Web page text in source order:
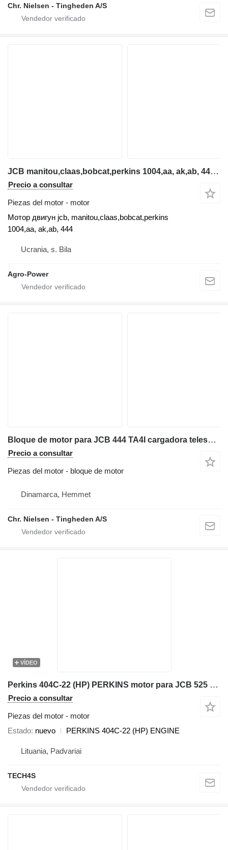
Chr. Nielsen - Tingheden A/S
JCB manitou,claas,bobcat,perkins 1004,aa, ak,ab, 444 Motor dvig para cargadora telescópica
Precio a consultar
Piezas del motor - motor
Мотор двигун jcb, manitou,claas,bobcat,perkins
1004,aa, ak,ab, 444
Ucrania, s. Bila
Agro-Power
Bloque de motor para JCB 444 TA4I cargadora telescópica
Precio a consultar
Piezas del motor - bloque de motor
Dinamarca, Hemmet
Chr. Nielsen - Tingheden A/S
VÍDEO
Perkins 404C-22 (HP) PERKINS motor para JCB 525 cargadora telescópica
Precio a consultar
Piezas del motor - motor
Estado nuevo PERKINS 404C-22 (HP) ENGINE
Lituania, Padvariai
TECH4S